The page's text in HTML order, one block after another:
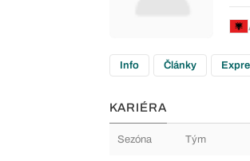
Info Články
KARIÉRA
Sezóna Tým